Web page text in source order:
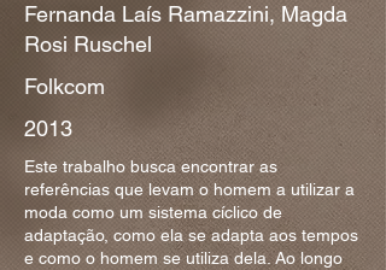
Fernanda Laís Ramazzini, Magda
Rosi Ruschel
Folkcom
2013
Este trabalho busca encontrar as
referências que levam o homem a utilizar a
moda como um sistema cíclico de
adaptação, como ela se adapta aos tempos
e como o homem se utiliza dela. Ao longo